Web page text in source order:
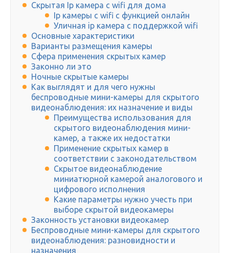
Скрытая Ip камера с wifi для дома
Ip камеры с wifi с функцией онлайн
Уличная ip камера с поддержкой wifi
Основные характеристики
Варианты размещения камеры
Сфера применения скрытых камер
Законно ли это
Ночные скрытые камеры
Как выглядят и для чего нужны
беспроводные мини-камеры для скрытого
видеонаблюдения: их назначение и виды
Преимущества использования для
скрытого видеонаблюдения мини-
камер, а также их недостатки
Применение скрытых камер в
соответствии с законодательством
Скрытое видеонаблюдение
миниатюрной камерой аналогового и
цифрового исполнения
Какие параметры нужно учесть при
выборе скрытой видеокамеры
Законность установки видеокамер
Беспроводные мини-камеры для скрытого
видеонаблюдения: разновидности и
назначения